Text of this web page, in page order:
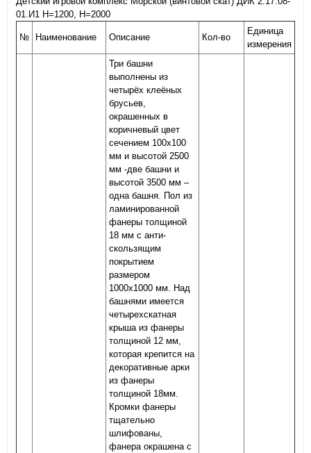
01.И1 Н=1200, Н=2000
№ Наименование Описание Кол-во
Единица
измерения
Три башни
выполнены из
четырёх клеёных
брусьев,
окрашенных в
коричневый цвет
сечением 100х100
мм и высотой 2500
мм -две башни и
высотой 3500 мм –
одна башня. Пол из
ламинированной
фанеры толщиной
18 мм с анти-
скользящим
покрытием
размером
1000х1000 мм. Над
башнями имеется
четырехскатная
крыша из фанеры
толщиной 12 мм,
которая крепится на
декоративные арки
из фанеры
толщиной 18мм.
Кромки фанеры
тщательно
шлифованы,
фанера окрашена с